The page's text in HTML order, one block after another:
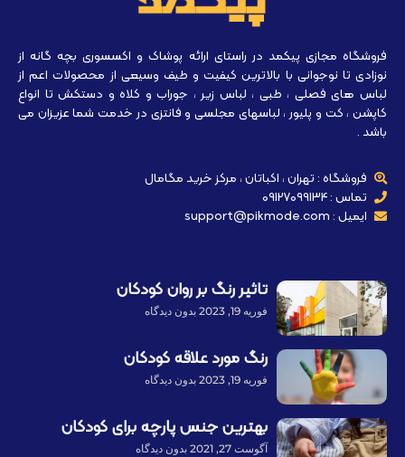
فروشگاه مجازی پیکمد در راستای ارائه پوشاک و اکسسوری بچه گانه از
نوزادی تا نوجوانی با بالاترین کیفیت و طیف وسیعی از محصولات اعم از
لباس های فصلی ، طبی ، لباس زیر ، جوراب و کلاه و دستکش تا انواع
کاپشن ، کت و پلیور ، لباسهای مجلسی و فانتزی در خدمت شما عزیزان می
باشد .
فروشگاه : تهران ، اکباتان ، مرکز خرید مگامال
تماس : 09127099134
ایمیل : support@pikmode.com
تاثیر رنگ بر روان کودکان
فوریه 19, 2023 بدون دیدگاه
رنگ مورد علاقه کودکان
فوریه 19, 2023 بدون دیدگاه
بهترین جنس پارچه برای کودکان
آگوست 27, 2021 بدون دیدگاه